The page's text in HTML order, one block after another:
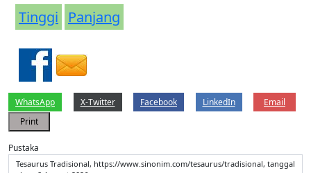
Tinggi
Panjang
WhatsApp X-Twitter Facebook LinkedIn
Email
Print
Pustaka
Tesaurus Tradisional, https://www.sinonim.com/tesaurus/tradisional, tanggal